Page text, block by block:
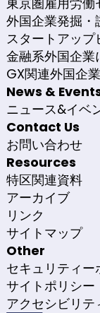
外国企業発掘・
スタートアップ
金融系外国企業
GX関連外国企
News &
ニュース&イベ
Contact Us
お問い合わせ
Resources
特区関連資料
アーカイブ
リンク
サイトマップ
Other
セキュリティー
サイトポリシー
アクセシビリテ